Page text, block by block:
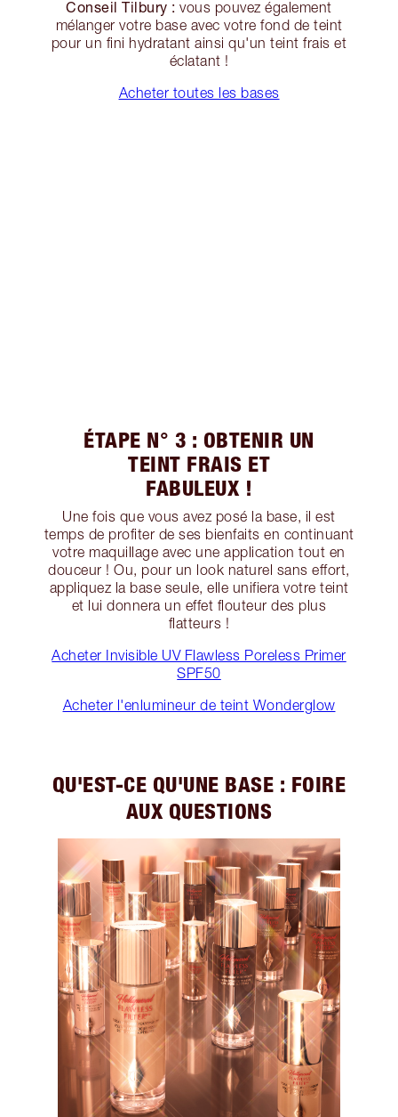
Conseil Tilbury : vous pouvez également
mélanger votre base avec votre fond de teint
pour un fini hydratant ainsi qu'un teint frais et
éclatant !
Acheter toutes les bases
ÉTAPE N° 3 : OBTENIR UN
TEINT FRAIS ET
FABULEUX !
Une fois que vous avez posé la base, il est
temps de profiter de ses bienfaits en continuant
votre maquillage avec une application tout en
douceur ! Ou, pour un look naturel sans effort,
appliquez la base seule, elle unifiera votre teint
et lui donnera un effet flouteur des plus
flatteurs !
Acheter Invisible UV Flawless Poreless Primer
SPF50
Acheter l'enlumineur de teint Wonderglow
QU'EST-CE QU'UNE BASE : FOIRE
AUX QUESTIONS